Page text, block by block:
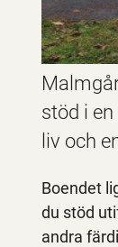
stöd i
liv och
Boendet
du stöd
andra